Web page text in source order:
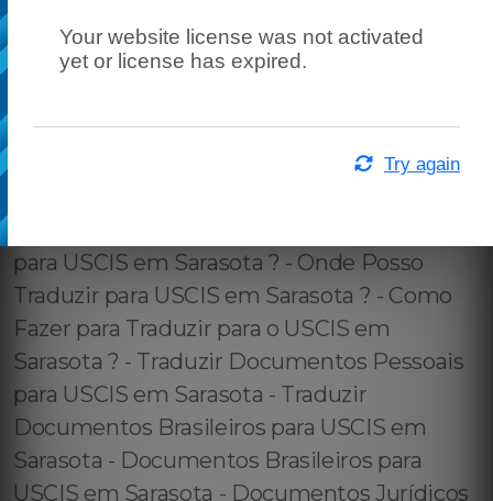
Your website license was not activated
yet or license has expired.
Try again